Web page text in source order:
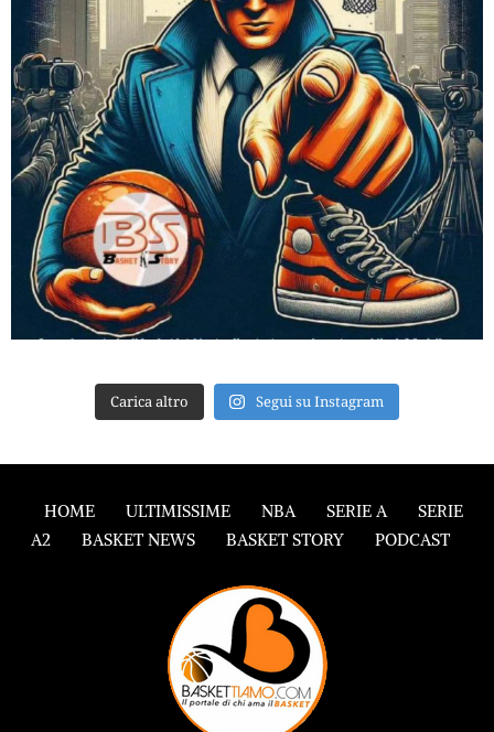
Carica altro Segui su Instagram
HOME ULTIMISSIME NBA SERIE A
SERIE
A2
BASKET NEWS BASKET STORY PODCAST